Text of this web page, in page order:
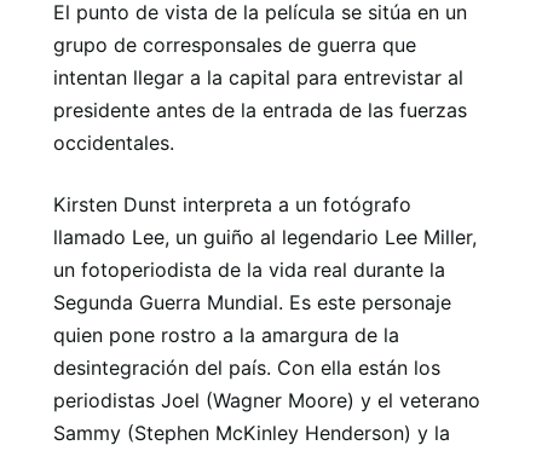
El punto de vista de la película se sitúa en un
grupo de corresponsales de guerra que
intentan llegar a la capital para entrevistar al
presidente antes de la entrada de las fuerzas
occidentales.
Kirsten Dunst interpreta a un fotógrafo
llamado Lee, un guiño al legendario Lee Miller,
un fotoperiodista de la vida real durante la
Segunda Guerra Mundial. Es este personaje
quien pone rostro a la amargura de la
desintegración del país. Con ella están los
periodistas Joel (Wagner Moore) y el veterano
Sammy (Stephen McKinley Henderson) y la